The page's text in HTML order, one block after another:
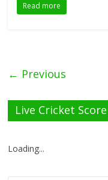
Read more
← Previous
Live Cricket Score
Loading...